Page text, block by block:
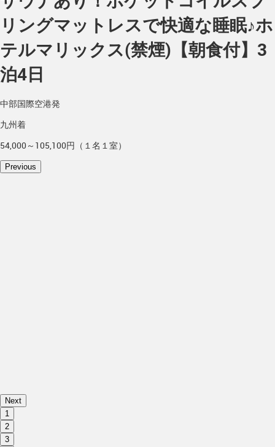
リングマットレスで快適な睡眠♪ホ
テルマリックス(禁煙)【朝食付】3
泊4日
中部国際空港発
九州着
54,000～105,100円（１名１室）
Previous
Next
1
2
3